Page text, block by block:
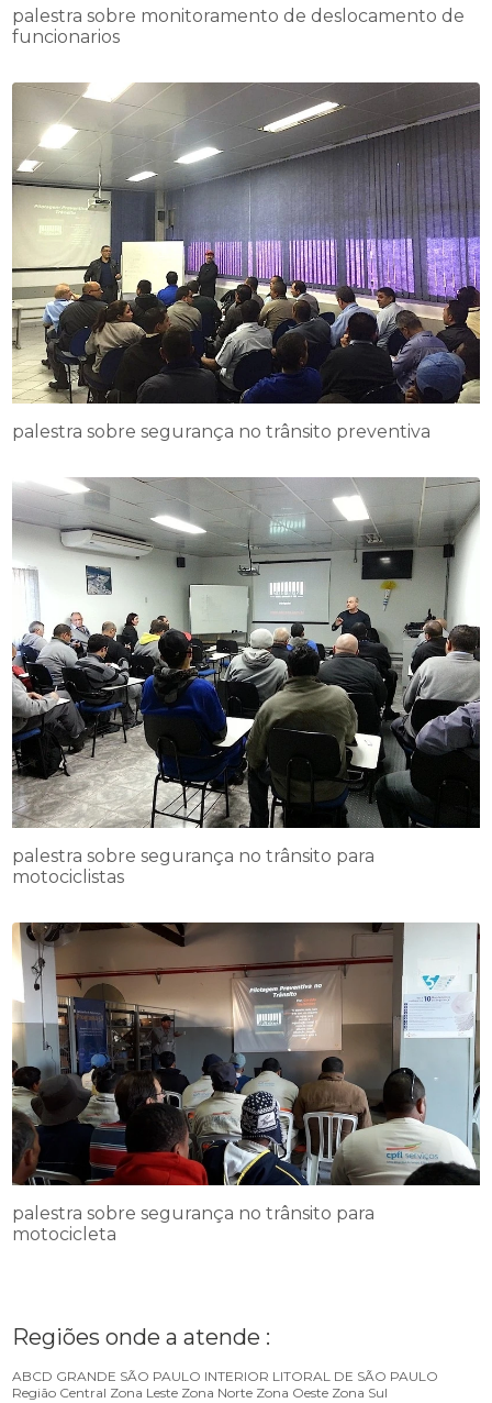
palestra sobre monitoramento de deslocamento de
funcionarios
palestra sobre segurança no trânsito preventiva
palestra sobre segurança no trânsito para
motociclistas
palestra sobre segurança no trânsito para
motocicleta
Regiões onde a atende :
ABCD GRANDE SÃO PAULO INTERIOR LITORAL DE SÃO PAULO
Região Central Zona Leste Zona Norte Zona Oeste Zona Sul